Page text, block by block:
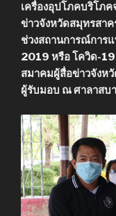
เครื่องอุปโภคบริโภ
ข่าวจังหวัดสมุทรสาค
ช่วงสถานการณ์การ
2019 หรือ โควิด-
สมาคมผู้สื่อข่าวจังห
ผู้รับมอบ ณ ศาลาสบา